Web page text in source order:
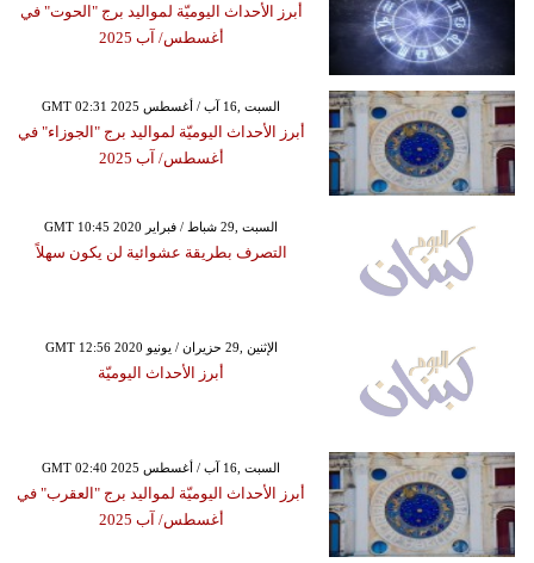
أبرز الأحداث اليوميّة لمواليد برج "الحوت" في
أغسطس/ آب 2025
GMT 02:31 2025 السبت ,16 آب / أغسطس
أبرز الأحداث اليوميّة لمواليد برج "الجوزاء" في
أغسطس/ آب 2025
GMT 10:45 2020 السبت ,29 شباط / فبراير
التصرف بطريقة عشوائية لن يكون سهلاً
GMT 12:56 2020 الإثنين ,29 حزيران / يونيو
أبرز الأحداث اليوميّة
GMT 02:40 2025 السبت ,16 آب / أغسطس
أبرز الأحداث اليوميّة لمواليد برج "العقرب" في
أغسطس/ آب 2025